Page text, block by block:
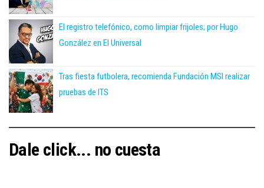
El registro telefónico, como limpiar frijoles; por Hugo
González en El Universal
Tras fiesta futbolera, recomienda Fundación MSI realizar
pruebas de ITS
Dale click... no cuesta